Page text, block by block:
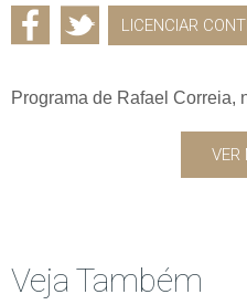
LICENCIAR
Programa de Rafael Correia,
VER
Veja Também